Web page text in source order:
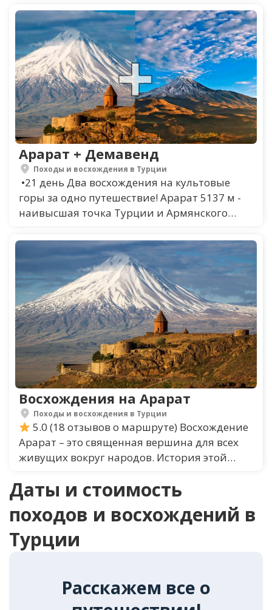
Арарат + Демавенд
Походы и восхождения в Турции
•21 день Два восхождения на культовые
горы за одно путешествие! Арарат 5137 м -
наивысшая точка Турции и Армянского
легендой о...
Восхождения на Арарат
Походы и восхождения в Турции
5.0 (18 отзывов о маршруте) Восхождение
Арарат – это священная вершина для всех
живущих вокруг народов. История этой
Даты и стоимость
походов и восхождений в
Турции
Расскажем все о